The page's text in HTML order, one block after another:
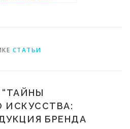
СТАТЬИ
ТАЙНЫ
ИСКУССТВА:
БРЕНДА